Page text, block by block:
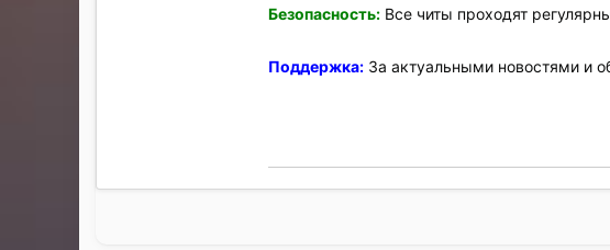
Безопасность: Все читы проходят
Поддержка: За актуальными новостями и